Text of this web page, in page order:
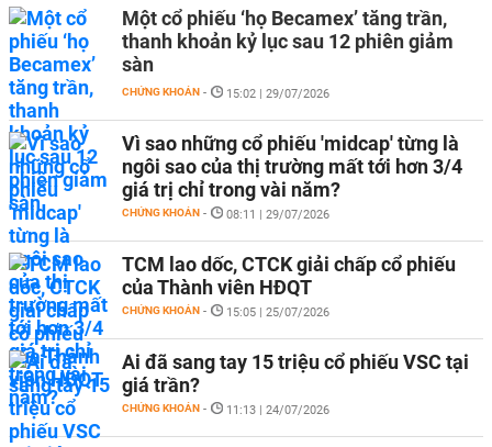
Một cổ phiếu ‘họ Becamex’ tăng trần,
thanh khoản kỷ lục sau 12 phiên giảm
sàn
CHỨNG KHOÁN - 15:02 | 29/07/2026
Vì sao những cổ phiếu 'midcap' từng là
ngôi sao của thị trường mất tới hơn 3/4
giá trị chỉ trong vài năm?
CHỨNG KHOÁN - 08:11 | 29/07/2026
TCM lao dốc, CTCK giải chấp cổ phiếu
của Thành viên HĐQT
CHỨNG KHOÁN - 15:05 | 25/07/2026
Ai đã sang tay 15 triệu cổ phiếu VSC tại
giá trần?
CHỨNG KHOÁN - 11:13 | 24/07/2026